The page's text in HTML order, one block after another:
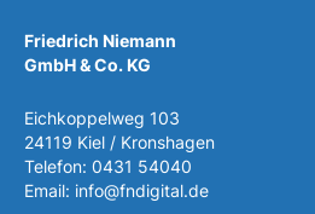
Friedrich Niemann
GmbH & Co. KG
Eichkoppelweg 103
24119 Kiel / Kronshagen
Telefon: 0431 54040
Email: info@fndigital.de